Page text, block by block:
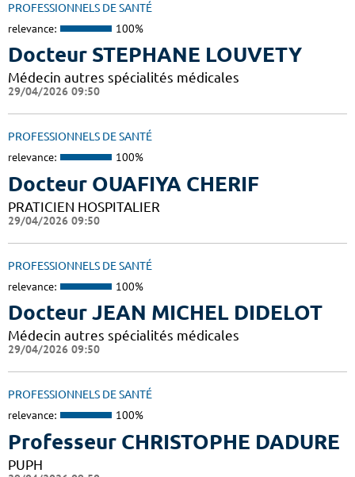
PROFESSIONNELS DE SANTÉ
relevance: 100%
Docteur STEPHANE LOUVETY
Médecin autres spécialités médicales
29/04/2026 09:50
PROFESSIONNELS DE SANTÉ
relevance: 100%
Docteur OUAFIYA CHERIF
PRATICIEN HOSPITALIER
29/04/2026 09:50
PROFESSIONNELS DE SANTÉ
relevance: 100%
Docteur JEAN MICHEL DIDELOT
Médecin autres spécialités médicales
29/04/2026 09:50
PROFESSIONNELS DE SANTÉ
relevance: 100%
Professeur CHRISTOPHE DADURE
PUPH